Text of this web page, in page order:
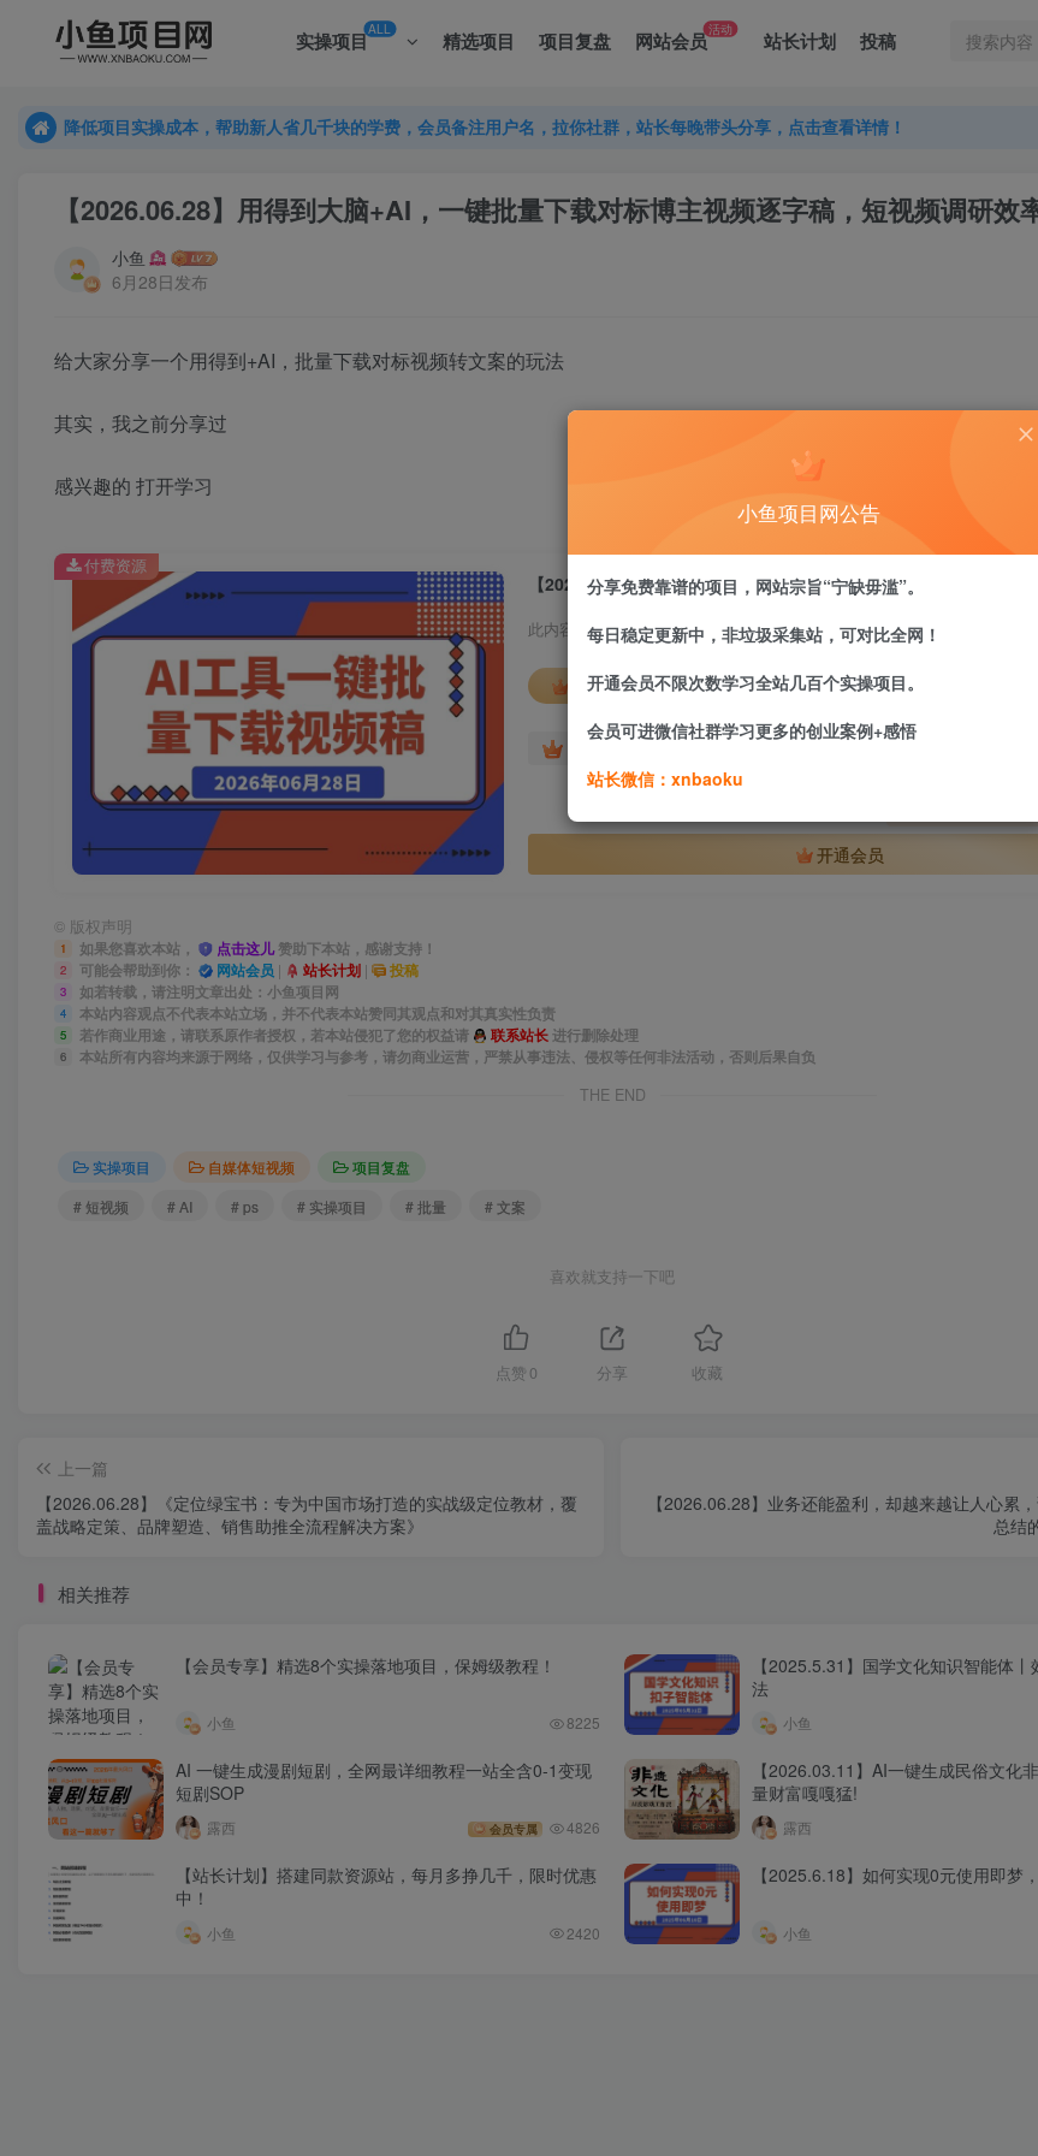
实操项目ALL 精选项目 项目复盘 网站会员活动 站长计划 投稿
降低项目实操成本，帮助新人省几千块的学费，会员备注用户名，拉你社群，站长每晚带头分享，点击查看详情！
降低项目实操成本，帮助新人省几千块的学费，会员备注用户名，拉你社群，站长每晚带头分享，点击查看详情！
【2026.06.28】用得到大脑+AI，一键批量下载对标博主视频逐字稿，短视频调研效
小鱼
6月28日发布
给大家分享一个用得到+AI，批量下载对标视频转文案的玩法
其实，我之前分享过
感兴趣的 打开学习
此内容为付费资源，请付费后查看
会员专属资源
免费 免费
您暂无购买权
开通会员
付费资源
© 版权声明
1 如果您喜欢本站， 点击这儿赞助下本站，感谢支持！
2 可能会帮助到你： 网站会员 | 站长计划 | 投稿
3 如若转载，请注明文章出处：小鱼项目网
4 本站内容观点不代表本站立场，并不代表本站赞同其观点和对其真实性负责
5 若作商业用途，请联系原作者授权，若本站侵犯了您的权益请 联系站长进行删除处理
6
本站所有内容均来源于网络，仅供学习与参考，请勿商业运营，严禁从事违法、侵权等任何非法活动，否则后果自负
THE END
实操项目 自媒体短视频
项目复盘
# 短视频
# AI # ps # 实操项目 # 批量 # 文案
喜欢就支持一下吧
点赞 0 分享 收藏
上一篇
【2026.06.28】《定位绿宝书：专为中国市场打造的实战级定位教材，覆
盖战略定策、品牌塑造、销售助推全流程解决方案》
【2026.06.28】业务还能盈利，却越来越让人心累
总结
相关推荐
【会员专享】精选8个实操落地项目，保姆级教程！
小鱼 8225
【2025.5.31】国学文化知识智能体
法
小鱼
AI 一键生成漫剧短剧，全网最详细教程一站全含0-1变现
短剧SOP
露西 会员专属 4826
【2026.03.11】AI一键生成民俗文化
量财富嘎嘎猛!
露西
【站长计划】搭建同款资源站，每月多挣几千，限时优惠
中！
小鱼 2420
【2025.6.18】如何实现0元使用即梦
小鱼
小鱼项目网公告
分享免费靠谱的项目，网站宗旨“宁缺毋滥”。
每日稳定更新中，非垃圾采集站，可对比全网！
开通会员不限次数学习全站几百个实操项目。
会员可进微信社群学习更多的创业案例+感悟
站长微信：xnbaoku